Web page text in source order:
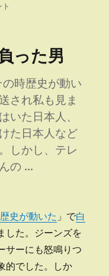
った男
時歴史が動い
され私も見ま
いた日本人、
た日本人など
しかし、テレ
の …
の
史が動いた 」で白
した。ジーンズを
サーにも怒鳴りつ
的でした。しか